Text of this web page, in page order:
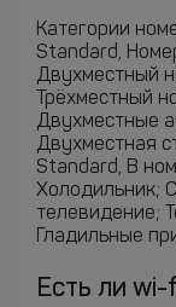
Категории
Standard,
Двухместный
Трёхместный
Двухместные
Двухместная
Standard, В
Холодильник;
телевидение;
Гладильные
Есть ли